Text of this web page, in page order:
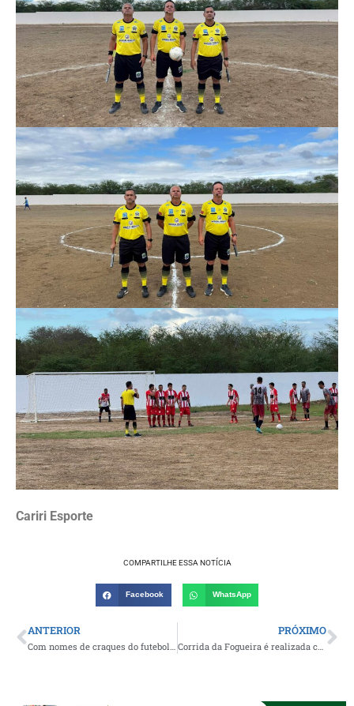
Cariri Esporte
COMPARTILHE ESSA NOTÍCIA
Facebook WhatsApp
ANTERIOR PRÓXIMO
Corrida da Fogueira é realizada com sucesso em Monteiro e se consolida como um dos maiores eventos de atletismo da região